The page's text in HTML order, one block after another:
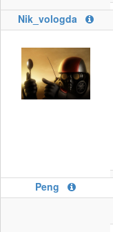
Nik_vologda
Peng